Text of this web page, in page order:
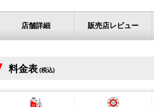
店舗詳細 販売店レビュー
料金表 (税込)